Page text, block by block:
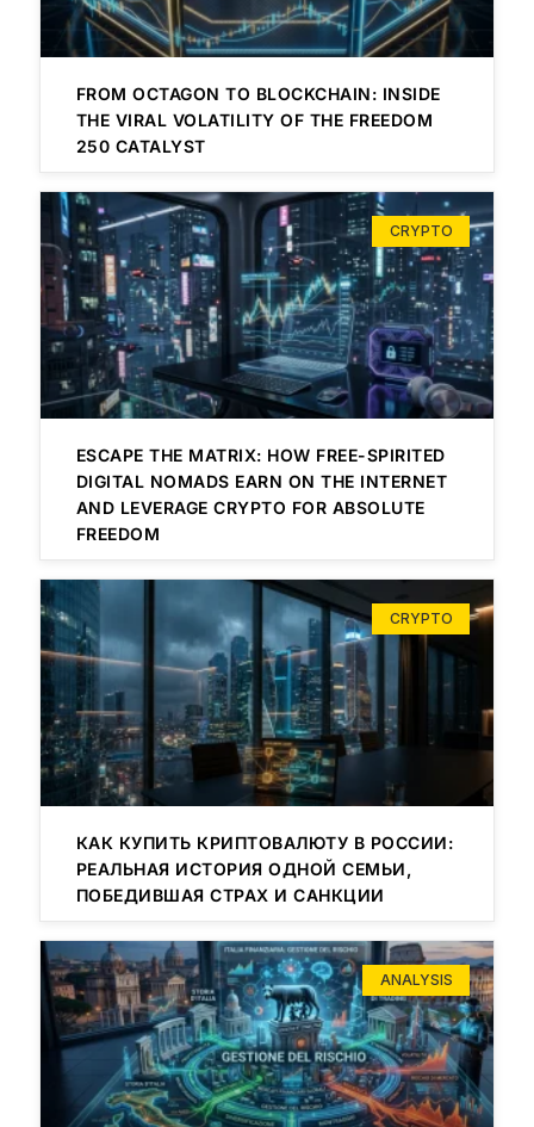
FROM OCTAGON TO BLOCKCHAIN: INSIDE
THE VIRAL VOLATILITY OF THE FREEDOM
250 CATALYST
CRYPTO
ESCAPE THE MATRIX: HOW FREE-SPIRITED
DIGITAL NOMADS EARN ON THE INTERNET
AND LEVERAGE CRYPTO FOR ABSOLUTE
FREEDOM
CRYPTO
КАК КУПИТЬ КРИПТОВАЛЮТУ В РОССИИ:
РЕАЛЬНАЯ ИСТОРИЯ ОДНОЙ СЕМЬИ,
ПОБЕДИВШАЯ СТРАХ И САНКЦИИ
ANALYSIS